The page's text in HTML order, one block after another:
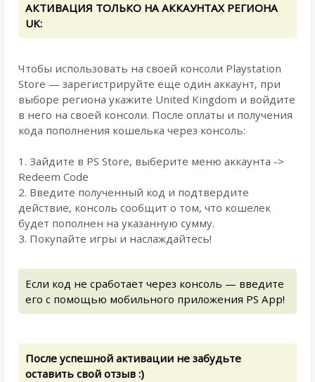
АКТИВАЦИЯ ТОЛЬКО НА АККАУНТАХ РЕГИОНА
UK:
Чтобы использовать на своей консоли Playstation
Store — зарегистрируйте еще один аккаунт, при
выборе региона укажите United Kingdom и войдите
в него на своей консоли. После оплаты и получения
кода пополнения кошелька через консоль:
1. Зайдите в PS Store, выберите меню аккаунта ->
Redeem Code
2. Введите полученный код и подтвердите
действие, консоль сообщит о том, что кошелек
будет пополнен на указанную сумму.
3. Покупайте игры и наслаждайтесь!
Если код не сработает через консоль — введите
его с помощью мобильного приложения PS App!
После успешной активации не забудьте
оставить свой отзыв :)